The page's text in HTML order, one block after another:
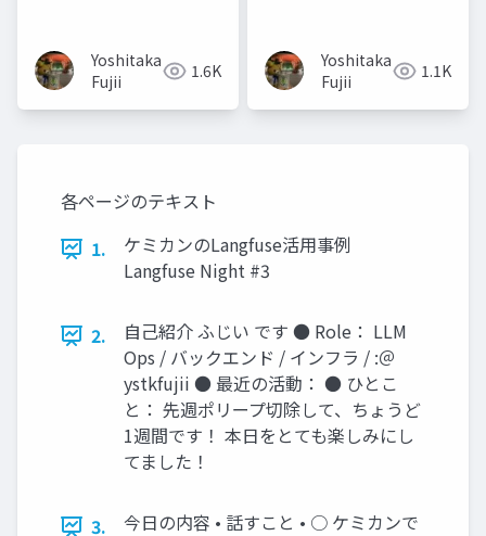
Yoshitaka
Fujii
1.6K
Yoshitaka
Fujii
1.1K
各ページのテキスト
1.
ケミカンのLangfuse活用事例
Langfuse Night #3
2.
自己紹介 ふじい です ● Role： LLM
Ops / バックエンド / インフラ / :＠
ystkfujii ● 最近の活動： ● ひとこ
と： 先週ポリープ切除して、ちょうど
1週間です！ 本日をとても楽しみにし
てました！
3.
今日の内容 • 話すこと • ○ ケミカンで